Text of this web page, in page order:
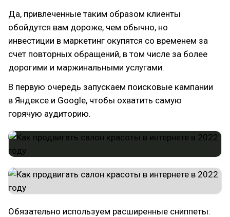
Да, привлеченные таким образом клиенты
обойдутся вам дороже, чем обычно, но
инвестиции в маркетинг окупятся со временем за
счет повторных обращений, в том числе за более
дорогими и маржинальными услугами.
В первую очередь запускаем поисковые кампании
в Яндексе и Google, чтобы охватить самую
горячую аудиторию.
Обязательно используем расширенные сниппеты: